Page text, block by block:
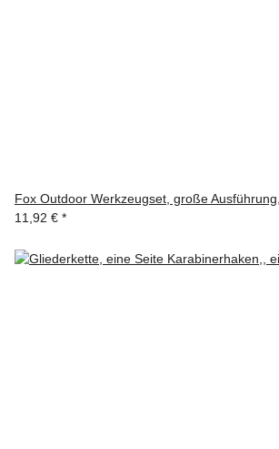
Fox Outdoor Werkzeugset, große
11,92 € *